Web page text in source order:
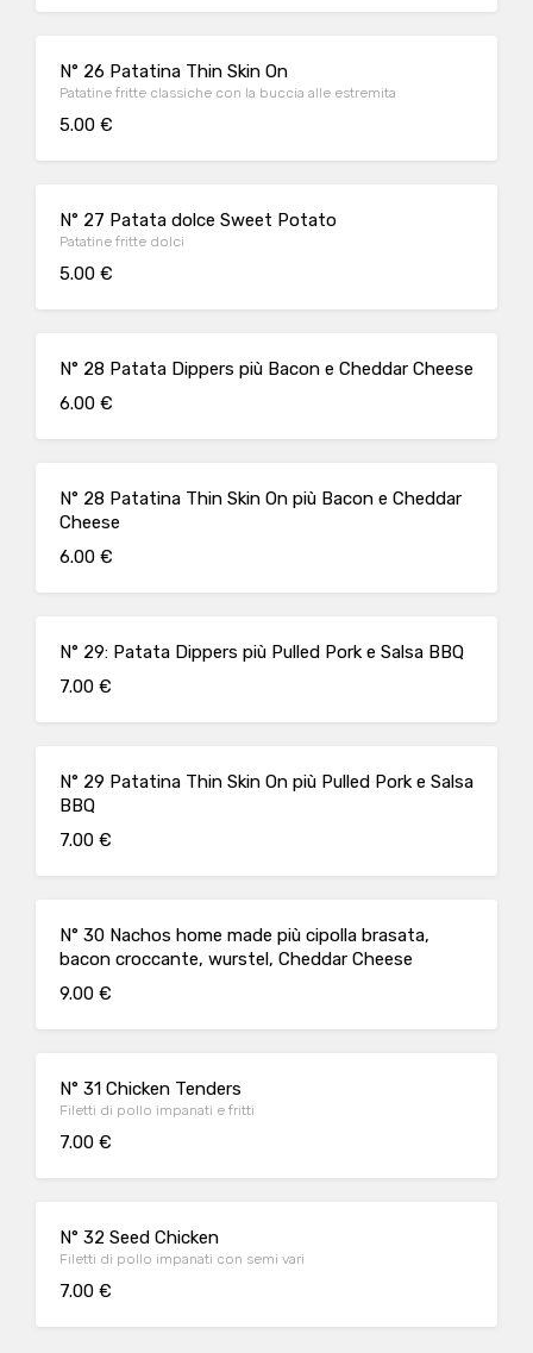
N° 26 Patatina Thin Skin On
Patatine fritte classiche con la buccia alle estremita
5.00 €
N° 27 Patata dolce Sweet Potato
Patatine fritte dolci
5.00 €
N° 28 Patata Dippers più Bacon e Cheddar Cheese
6.00 €
N° 28 Patatina Thin Skin On più Bacon e Cheddar
Cheese
6.00 €
N° 29: Patata Dippers più Pulled Pork e Salsa BBQ
7.00 €
N° 29 Patatina Thin Skin On più Pulled Pork e Salsa
BBQ
7.00 €
N° 30 Nachos home made più cipolla brasata,
bacon croccante, wurstel, Cheddar Cheese
9.00 €
N° 31 Chicken Tenders
Filetti di pollo impanati e fritti
7.00 €
N° 32 Seed Chicken
Filetti di pollo impanati con semi vari
7.00 €